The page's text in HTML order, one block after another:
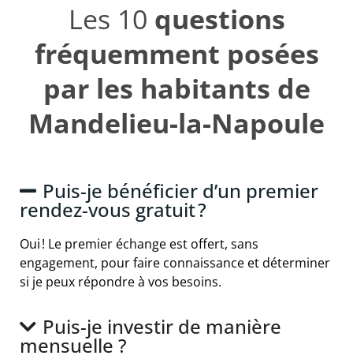
Les 10 questions
fréquemment posées
par les habitants de
Mandelieu-la-Napoule
Puis-je bénéficier d’un premier
rendez-vous gratuit ?
Oui ! Le premier échange est offert, sans
engagement, pour faire connaissance et déterminer
si je peux répondre à vos besoins.
Puis-je investir de manière
mensuelle ?